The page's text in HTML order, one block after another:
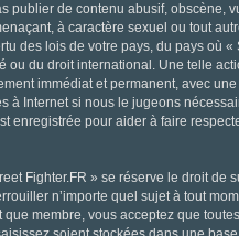
publier de contenu abusif, obscène,
à caractère sexuel ou tout
des lois de votre pays, du pays où «
ou du droit international. Une telle
immédiat et permanent, avec
à Internet si nous le jugeons
enregistrée pour aider à faire
Fighter.FR » se réserve le droit de
n’importe quel sujet à tout
que membre, vous acceptez que